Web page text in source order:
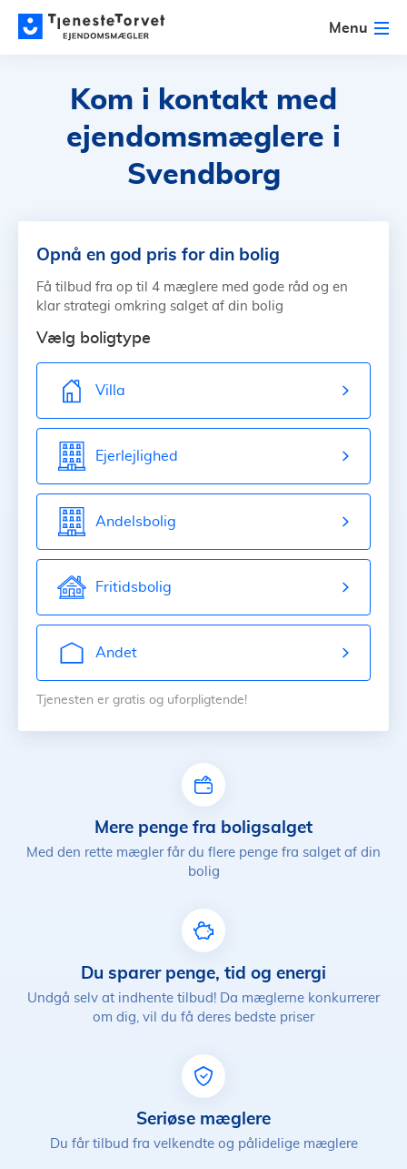
Menu
Kom i kontakt med
ejendomsmæglere i
Svendborg
Opnå en god pris for din bolig
Få tilbud fra op til 4 mæglere med gode råd og en
klar strategi omkring salget af din bolig
Vælg boligtype
Villa
Ejerlejlighed
Andelsbolig
Fritidsbolig
Andet
Tjenesten er gratis og uforpligtende!
Mere penge fra boligsalget
Med den rette mægler får du flere penge fra salget af din
bolig
Du sparer penge, tid og energi
Undgå selv at indhente tilbud! Da mæglerne konkurrerer
om dig, vil du få deres bedste priser
Seriøse mæglere
Du får tilbud fra velkendte og pålidelige mæglere